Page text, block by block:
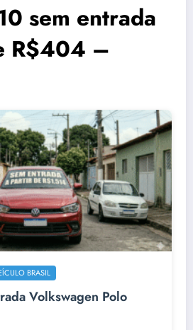
sem entrada
R$404 –
BRASIL
Volkswagen Polo